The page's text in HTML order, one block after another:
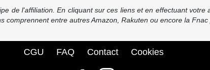
de l'affiliation. En cliquant sur ces liens et en effectuant
entre autres Amazon, Rakuten ou encore la
CGU FAQ Contact Cookies